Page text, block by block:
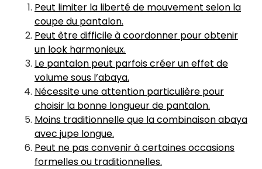
Peut limiter la liberté de mouvement selon la
coupe du pantalon.
Peut être difficile à coordonner pour obtenir
un look harmonieux.
Le pantalon peut parfois créer un effet de
volume sous l’abaya.
Nécessite une attention particulière pour
choisir la bonne longueur de pantalon.
Moins traditionnelle que la combinaison abaya
avec jupe longue.
Peut ne pas convenir à certaines occasions
formelles ou traditionnelles.